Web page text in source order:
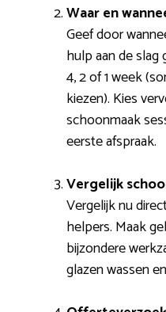
Waar en
Geef door
hulp aan de slag
4, 2 of 1 week
kiezen). Kies
schoonmaak
eerste afspraak.
Vergelijk
Vergelijk nu
helpers. Maak
bijzondere
glazen wassen